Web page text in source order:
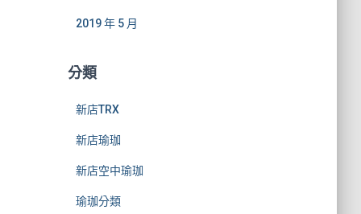
2019 年 5 月
分類
新店TRX
新店瑜珈
新店空中瑜珈
瑜珈分類